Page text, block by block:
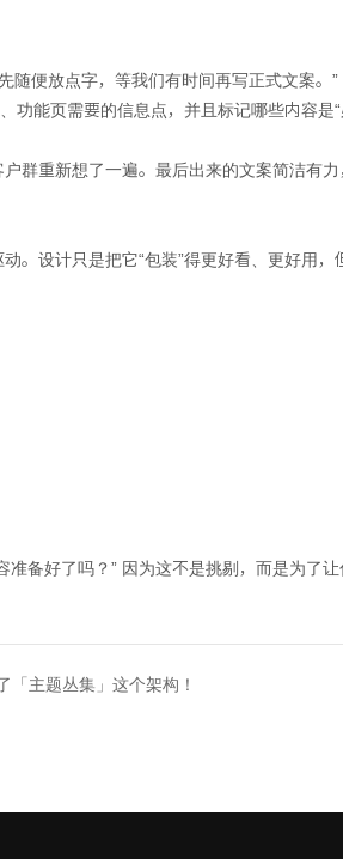
随便放点字，等我们有时间再写正式文案。”
能页需要的信息点，并且标记哪些内容是“
群重新想了一遍。最后出来的文案简洁有
设计只是把它“包装”得更好看、更好用
备好了吗？” 因为这不是挑剔，而是为了
主题丛集」这个架构！